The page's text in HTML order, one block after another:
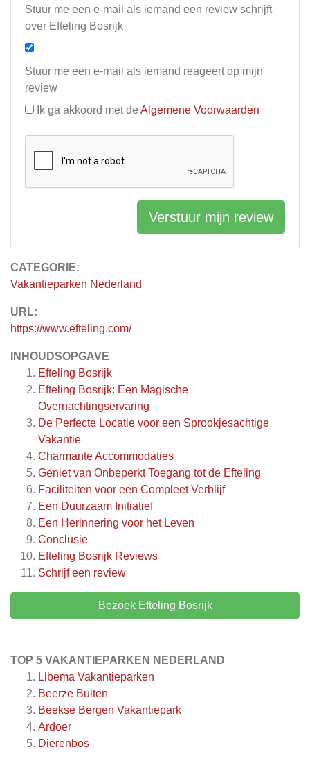
CATEGORIE:
Vakantieparken Nederland
URL:
https://www.efteling.com/
INHOUDSOPGAVE
Efteling Bosrijk
Efteling Bosrijk: Een Magische
Overnachtingservaring
De Perfecte Locatie voor een Sprookjesachtige
Vakantie
Charmante Accommodaties
Geniet van Onbeperkt Toegang tot de Efteling
Faciliteiten voor een Compleet Verblijf
Een Duurzaam Initiatief
Een Herinnering voor het Leven
Conclusie
Efteling Bosrijk Reviews
Schrijf een review
Bezoek Efteling Bosrijk
TOP 5 VAKANTIEPARKEN NEDERLAND
Libema Vakantieparken
Beerze Bulten
Beekse Bergen Vakantiepark
Ardoer
Dierenbos
Stuur me een e-mail als iemand een review schrijft
over Efteling Bosrijk
Stuur me een e-mail als iemand reageert op mijn
review
Ik ga akkoord met de Algemene Voorwaarden
Verstuur mijn review